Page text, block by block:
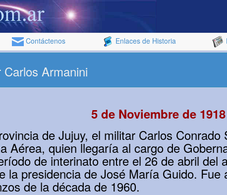
Contáctenos Enlaces de Historia
Armanini
5 de Noviembre de 1918
de Jujuy, el militar Carlos
Aérea, quien llegaría al cargo de
de interinato entre el 26 de abril del
la presidencia de José María Guido.
de la década de 1960.